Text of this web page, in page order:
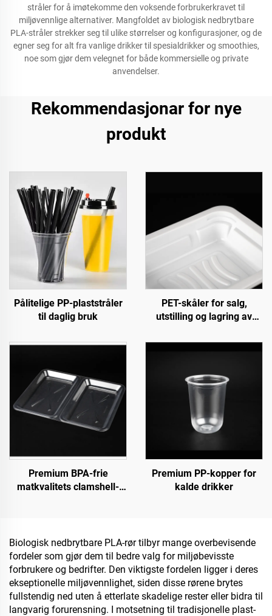
stråler for å imøtekomme den voksende forbrukerkravet til
miljøvennlige alternativer. Mangfoldet av biologisk nedbrytbare
PLA-stråler strekker seg til ulike størrelser og konfigurasjoner, og de
egner seg for alt fra vanlige drikker til spesialdrikker og smoothies,
noe som gjør dem velegnet for både kommersielle og private
anvendelser.
Rekommendasjonar for nye
produkt
Pålitelige PP-plaststråler
til daglig bruk
PET-skåler for salg,
utstilling og lagring av
Premium BPA-frie
matkvalitets clamshell-
Premium PP-kopper for
kalde drikker
Biologisk nedbrytbare PLA-rør tilbyr mange overbevisende
fordeler som gjør dem til bedre valg for miljøbevisste
forbrukere og bedrifter. Den viktigste fordelen ligger i deres
ekseptionelle miljøvennlighet, siden disse rørene brytes
fullstendig ned uten å etterlate skadelige rester eller bidra til
langvarig forurensning. I motsetning til tradisjonelle plast-